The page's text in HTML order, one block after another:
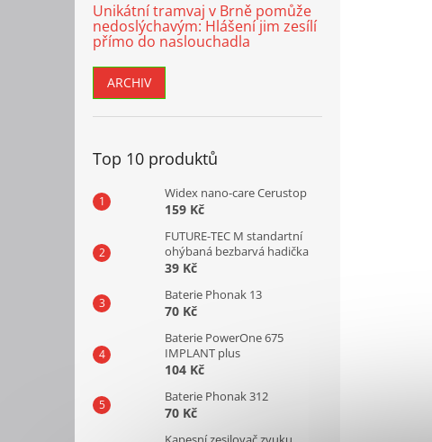
Unikátní tramvaj v Brně pomůže
nedoslýchavým: Hlášení jim zesílí
přímo do naslouchadla
ARCHIV
Top 10 produktů
Widex nano-care Cerustop
159 Kč
FUTURE-TEC M standartní
ohýbaná bezbarvá hadička
39 Kč
Baterie Phonak 13
70 Kč
Baterie PowerOne 675
IMPLANT plus
104 Kč
Baterie Phonak 312
70 Kč